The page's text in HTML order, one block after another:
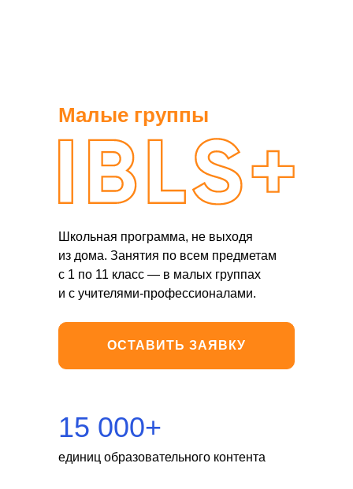
Малые группы
Школьная программа, не выходя
из дома. Занятия по всем предметам
с 1 по 11 класс — в малых группах
и с учителями-профессионалами.
ОСТАВИТЬ ЗАЯВКУ
15 000+
единиц образовательного контента